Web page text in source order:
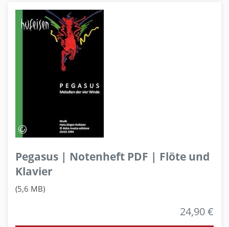
Pegasus | Notenheft PDF | Flöte und
Klavier
(5,6 MB)
24,90 €